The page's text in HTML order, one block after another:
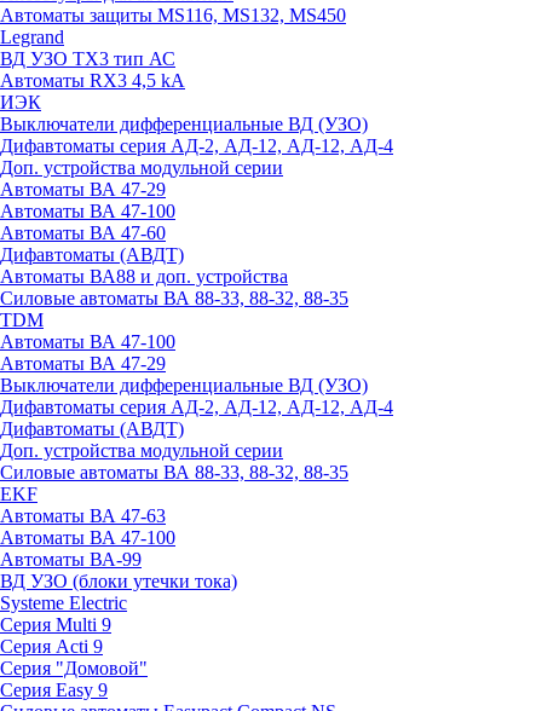
Автоматы защиты MS116, MS132, MS450
Legrand
ВД УЗО TX3 тип АС
Автоматы RX3 4,5 kA
ИЭК
Выключатели дифференциальные ВД (УЗО)
Дифавтоматы серия АД-2, АД-12, АД-12, АД-4
Доп. устройства модульной серии
Автоматы ВА 47-29
Автоматы ВА 47-100
Автоматы ВА 47-60
Дифавтоматы (АВДТ)
Автоматы ВА88 и доп. устройства
Силовые автоматы ВА 88-33, 88-32, 88-35
TDM
Автоматы ВА 47-100
Автоматы ВА 47-29
Выключатели дифференциальные ВД (УЗО)
Дифавтоматы серия АД-2, АД-12, АД-12, АД-4
Дифавтоматы (АВДТ)
Доп. устройства модульной серии
Силовые автоматы ВА 88-33, 88-32, 88-35
EKF
Автоматы ВА 47-63
Автоматы ВА 47-100
Автоматы ВА-99
ВД УЗО (блоки утечки тока)
Systeme Electric
Серия Multi 9
Серия Acti 9
Серия "Домовой"
Серия Easy 9